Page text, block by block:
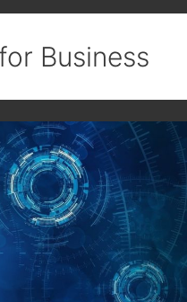
Business